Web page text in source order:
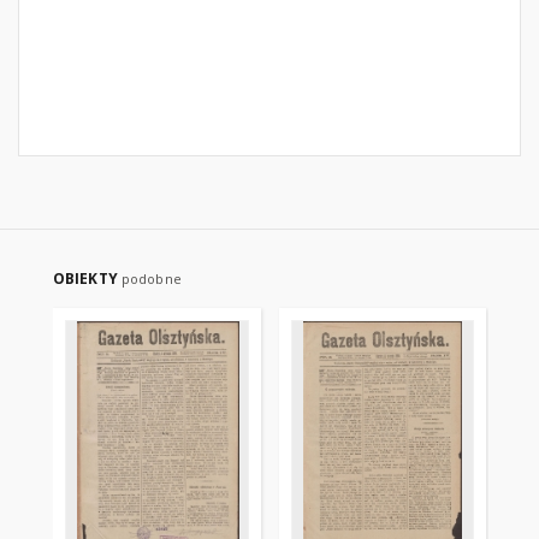
OBIEKTY podobne